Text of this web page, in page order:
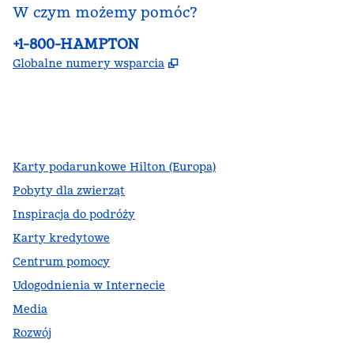
W czym możemy pomóc?
Telefon:
+1-800-HAMPTON
Globalne numery wsparcia ,
Karty podarunkowe Hilton (Europa)
Pobyty dla zwierząt
Inspiracja do podróży
Karty kredytowe
Centrum pomocy
Udogodnienia w Internecie
Media
Rozwój